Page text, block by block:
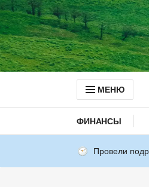
МЕНЮ
ФИНАНСЫ
Провели